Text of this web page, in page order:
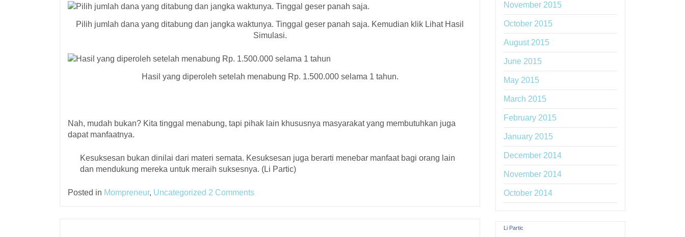
Pilih jumlah dana yang ditabung dan jangka waktunya. Tinggal geser panah saja. Kemudian klik Lihat Hasil
Simulasi.
Hasil yang diperoleh setelah menabung Rp. 1.500.000 selama 1 tahun.
Nah, mudah bukan? Kita tinggal menabung, tapi pihak lain khususnya masyarakat yang membutuhkan juga
dapat manfaatnya.
Kesuksesan bukan dinilai dari materi semata. Kesuksesan juga berarti menebar manfaat bagi orang lain
dan mendukung mereka untuk meraih suksesnya. (Li Partic)
Posted in Mompreneur, Uncategorized 2 Comments
November 2015
October 2015
August 2015
June 2015
May 2015
March 2015
February 2015
January 2015
December 2014
November 2014
October 2014
Li Partic